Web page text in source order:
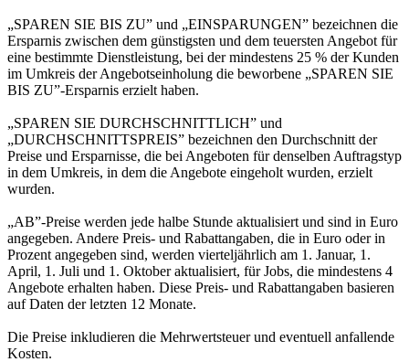
„SPAREN SIE BIS ZU” und „EINSPARUNGEN” bezeichnen die
Ersparnis zwischen dem günstigsten und dem teuersten Angebot für
eine bestimmte Dienstleistung, bei der mindestens 25 % der Kunden
im Umkreis der Angebotseinholung die beworbene „SPAREN SIE
BIS ZU”-Ersparnis erzielt haben.
„SPAREN SIE DURCHSCHNITTLICH” und
„DURCHSCHNITTSPREIS” bezeichnen den Durchschnitt der
Preise und Ersparnisse, die bei Angeboten für denselben Auftragstyp
in dem Umkreis, in dem die Angebote eingeholt wurden, erzielt
wurden.
„AB”-Preise werden jede halbe Stunde aktualisiert und sind in Euro
angegeben. Andere Preis- und Rabattangaben, die in Euro oder in
Prozent angegeben sind, werden vierteljährlich am 1. Januar, 1.
April, 1. Juli und 1. Oktober aktualisiert, für Jobs, die mindestens 4
Angebote erhalten haben. Diese Preis- und Rabattangaben basieren
auf Daten der letzten 12 Monate.
Die Preise inkludieren die Mehrwertsteuer und eventuell anfallende
Kosten.